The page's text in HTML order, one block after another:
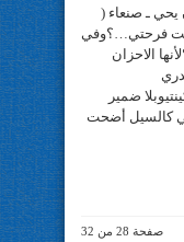
يحي ـ صنعاء (
فرحتي…؟وفي
الاحزان
ضمير
كالسيل أضحت
صفحة 28 من 32